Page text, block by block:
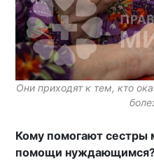
Они приходят к тем, кто
Кому помогают
помощи